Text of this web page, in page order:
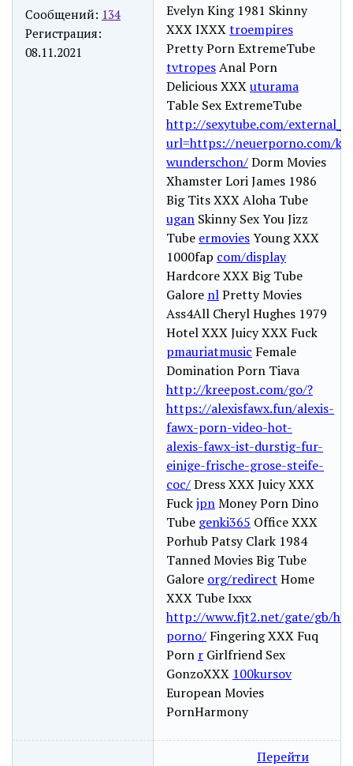
Сообщений: 134
Регистрация:
08.11.2021
Evelyn King 1981 Skinny
XXX IXXXtroempires
Pretty Porn ExtremeTube
tvtropesAnal Porn
Delicious XXXuturama
Table Sex ExtremeTube
http://sexytube.com/
url=https://neuerporno.com/k/
wunderschon/Dorm Movies
Xhamster Lori James 1986
Big Tits XXX Aloha Tube
ugan Skinny Sex You Jizz
Tube ermoviesYoung XXX
1000fap com/display
Hardcore XXX Big Tube
Galore nlPretty Movies
Ass4All Cheryl Hughes 1979
Hotel XXX Juicy XXX Fuck
pmauriatmusic Female
Domination Porn Tiava
http://kreepost.com/go/?
https://alexisfawx.fun/alexis-
fawx-porn-video-hot-
alexis-fawx-ist-durstig-fur-
einige-frische-grose-steife-
coc/Dress XXX Juicy XXX
FuckjpnMoney Porn Dino
Tube genki365 Office XXX
Porhub Patsy Clark 1984
Tanned Movies Big Tube
Galore org/redirect Home
XXX Tube Ixxx
http://www.fjt2.net/gate/gb/
porno/ Fingering XXX Fuq
Porn r Girlfriend Sex
GonzoXXX 100kursov
European Movies
PornHarmony
Перейти